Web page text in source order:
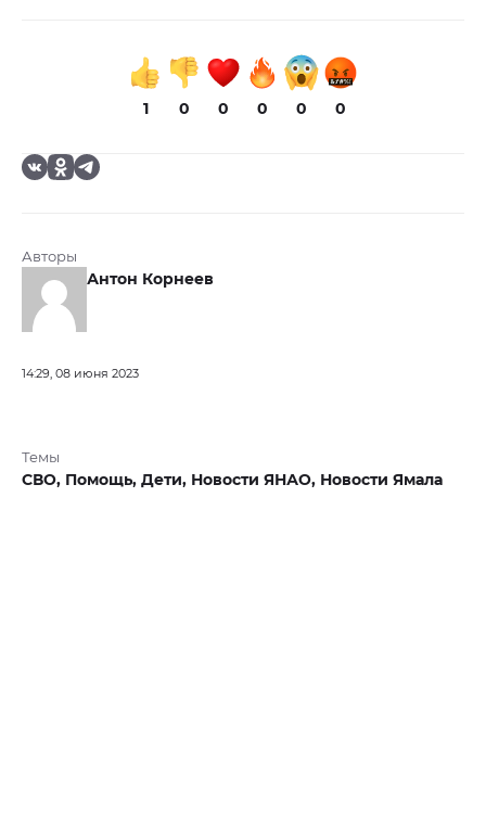
1 0 0 0 0 0
Авторы
Антон Корнеев
14:29, 08 июня 2023
Темы
СВО, Помощь, Дети, Новости ЯНАО, Новости Ямала